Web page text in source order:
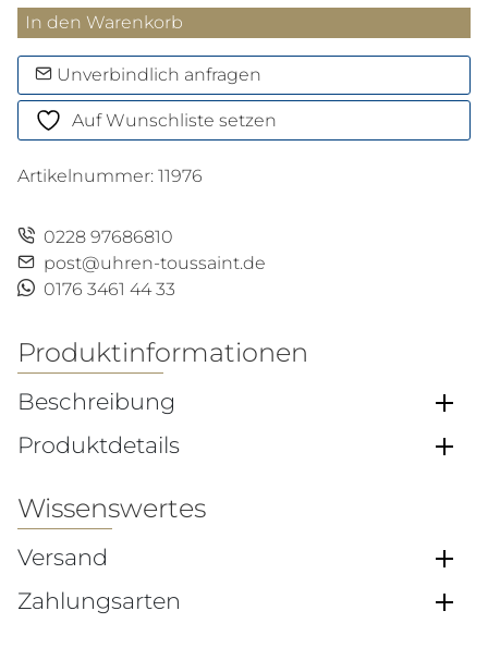
Aqua
Terra
150M
Menge
In den Warenkorb
Unverbindlich anfragen
Auf Wunschliste setzen
Artikelnummer: 11976
0228 97686810
post@uhren-toussaint.de
0176 3461 44 33
Produktinformationen
Beschreibung
Produktdetails
Wissenswertes
Versand
Zahlungsarten